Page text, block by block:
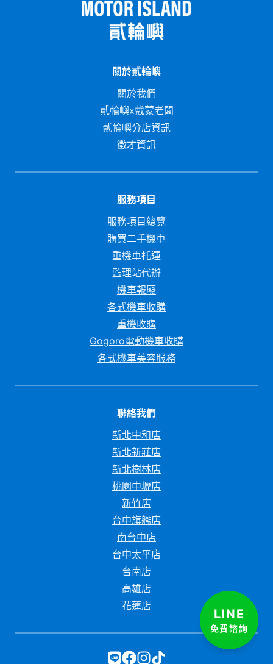
關於貳輪嶼
關於我們
貳輪嶼x戴蒙老闆
貳輪嶼分店資訊
徵才資訊
服務項目
服務項目總覽
購買二手機車
重機車托運
監理站代辦
機車報廢
各式機車收購
重機收購
Gogoro電動機車收購
各式機車美容服務
聯絡我們
新北中和店
新北新莊店
新北樹林店
桃園中壢店
新竹店
台中旗艦店
南台中店
台中太平店
台南店
高雄店
花蓮店
LINE
免費諮詢